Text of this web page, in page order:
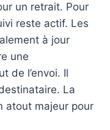
un retrait. Pour
reste actif. Les
à jour
une
de l’envoi. Il
La
atout majeur pour